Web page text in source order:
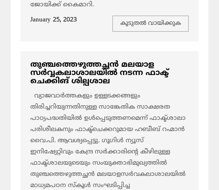
ജോയിക്ക് കൈമാറി.
January 25, 2023
കൂടുതല്‍ വായിക്കുക
തുഞ്ചത്തെഴുത്തച്ഛൻ മലയാള
സർവ്വകലാശാലയിൽ നടന്ന ഫാക്ട്
ചെക്കിങ് ശില്പശാല
വ്യാജവാർത്തകളും ഉള്ളടക്കങ്ങളും
തിരിച്ചറിയുന്നതിനുള്ള സാങ്കേതിക സാക്ഷരത
പാഠ്യപദ്ധതിയിൽ ഉൾപ്പെടുത്തണമെന്ന് ഫാക്ട്ശാലാ
പരിശീലകനും ഫാക്ട്ചെക്കറുമായ ഹബീബ് റഹ്മാൻ
വൈ.പി. ആവശ്യപ്പെട്ടു. ഗൂഗിൾ ന്യൂസ്
ഇനിഷ്യേറ്റിവും കേന്ദ്ര സർക്കാരിന്റെ കീഴിലുള്ള
ഫാക്ട്ശാലയുടെയും സംയുക്താഭിമുഖ്യത്തിൽ
തുഞ്ചത്തെഴുത്തച്ഛൻ മലയാളസർവകലാശാലയിൽ
മാധ്യമപഠന സ്കൂൾ സംഘടിപ്പിച്ച